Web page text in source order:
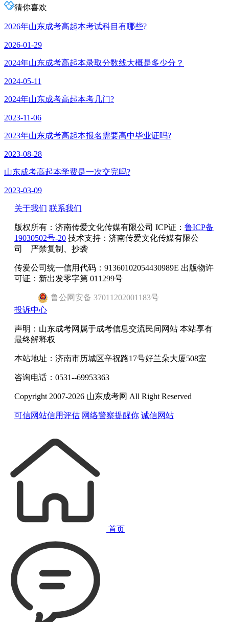
猜你喜欢
2026年山东成考高起本考试科目有哪些?
2026-01-29
2024年山东成考高起本录取分数线大概是多少分？
2024-05-11
2024年山东成考高起本考几门?
2023-11-06
2023年山东成考高起本报名需要高中毕业证吗?
2023-08-28
山东成考高起本学费是一次交完吗?
2023-03-09
关于我们 联系我们
版权所有： 济南传爱文化传媒有限公司 ICP证： 鲁ICP备
19030502号-20 技术支持：济南传爱文化传媒有限公
司 严禁复制、抄袭
传爱公司统一信用代码：91360102054430989E 出版物许
可证：新出发零字第 011299号
鲁公网安备 37011202001183号
投诉中心
声明：山东成考网属于成考信息交流民间网站 本站享有
最终解释权
本站地址：济南市历城区辛祝路17号好兰朵大厦508室
咨询电话：0531--69953363
Copyright 2007-2026 山东成考网 All Right Reserved
可信网站信用评估 网络警察提醒你 诚信网站
首页